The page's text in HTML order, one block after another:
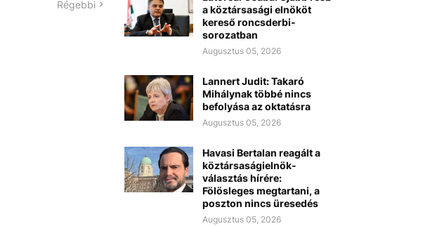
Régebbi
a köztársasági elnököt
kereső roncsderbi-
sorozatban
Augusztus 05, 2026
Lannert Judit: Takaró
Mihálynak többé nincs
befolyása az oktatásra
Augusztus 05, 2026
Havasi Bertalan reagált a
köztársaságielnök-
választás hírére:
Fölösleges megtartani, a
poszton nincs üresedés
Augusztus 05, 2026